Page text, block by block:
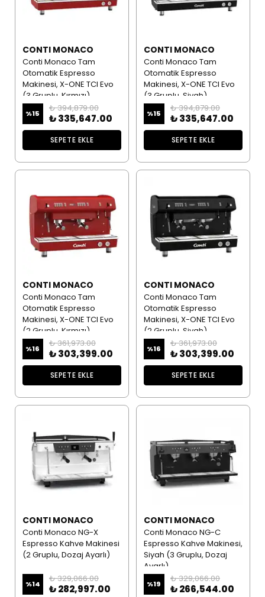
CONTI MONACO
Conti Monaco Tam
Otomatik Espresso
Makinesi, X-ONE TCI Evo
(3 Gruplu, Kırmızı)
%15
₺ 394,879.00
₺ 335,647.00
SEPETE EKLE
CONTI MONACO
Conti Monaco Tam
Otomatik Espresso
Makinesi, X-ONE TCI Evo
(3 Gruplu, Siyah)
%15
₺ 394,879.00
₺ 335,647.00
SEPETE EKLE
CONTI MONACO
Conti Monaco Tam
Otomatik Espresso
Makinesi, X-ONE TCI Evo
(2 Gruplu, Kırmızı)
%16
₺ 361,973.00
₺ 303,399.00
SEPETE EKLE
CONTI MONACO
Conti Monaco Tam
Otomatik Espresso
Makinesi, X-ONE TCI Evo
(2 Gruplu, Siyah)
%16
₺ 361,973.00
₺ 303,399.00
SEPETE EKLE
CONTI MONACO
Conti Monaco NG-X
Espresso Kahve Makinesi
(2 Gruplu, Dozaj Ayarlı)
%14
₺ 329,066.00
₺ 282,997.00
CONTI MONACO
Conti Monaco NG-C
Espresso Kahve Makinesi,
Siyah (3 Gruplu, Dozaj
Ayarlı)
%19
₺ 329,066.00
₺ 266,544.00